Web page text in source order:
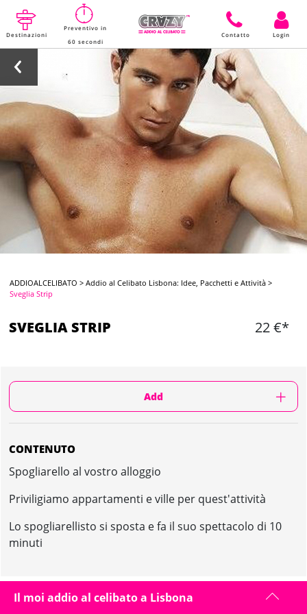
Destinazioni
Preventivo in
60 secondi
Contatto Login
ADDIOALCELIBATO >Addio al Celibato Lisbona: Idee, Pacchetti e Attività >
Sveglia Strip
SVEGLIA STRIP 22 €*
Add
CONTENUTO
Spogliarello al vostro alloggio
Priviligiamo appartamenti e ville per quest'attività
Lo spogliarellisto si sposta e fa il suo spettacolo di 10
minuti
SVEGLIA STRIP IN LISBONA : PRESENTAZIONE
Il moi addio al celibato a Lisbona